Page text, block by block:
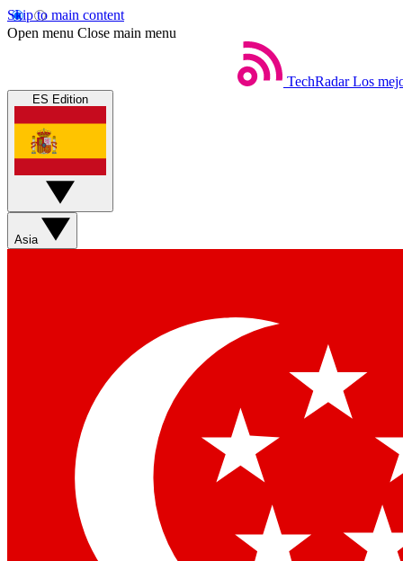
Skip to main content
Open menu Close main menu
TechRadar Los
ES Edition
Asia